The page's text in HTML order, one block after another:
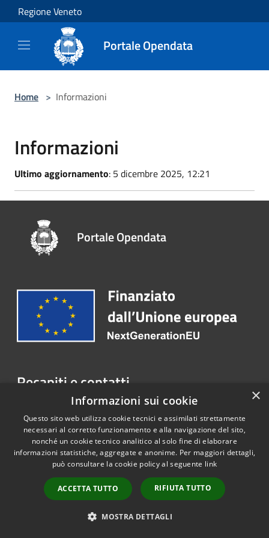
Salta al contenuto principale
Regione Veneto
Portale Opendata
Home > Informazioni
Informazioni
Ultimo aggiornamento: 5 dicembre 2025, 12:21
Portale Opendata
Recapiti e contatti
longare.vi@cert.ip-veneto.net
RSS
Accessibilità
Mappa del sito
Copyright © 2026 • Portale
Opendata • Powered by
Municipium•Accesso
redazione
×
Informazioni sui cookie
Questo sito web utilizza cookie tecnici e assimilati strettamente
necessari al corretto funzionamento e alla navigazione del sito,
nonché un cookie tecnico analitico al solo fine di elaborare
informazioni statistiche, aggregate e anonime. Per maggiori dettagli,
può consultare la cookie policy al seguente link
ACCETTA TUTTO RIFIUTA TUTTO
MOSTRA DETTAGLI